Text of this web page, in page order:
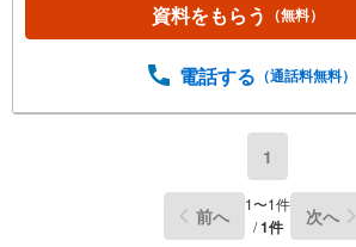
資料をもらう （無料）
電話する （通話料無料）
1
前へ 1〜1件
/1件 次へ